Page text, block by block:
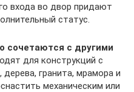
входа во двор придают
статус.
сочетаются с другими
для конструкций с
гранита, мрамора и
механическим или